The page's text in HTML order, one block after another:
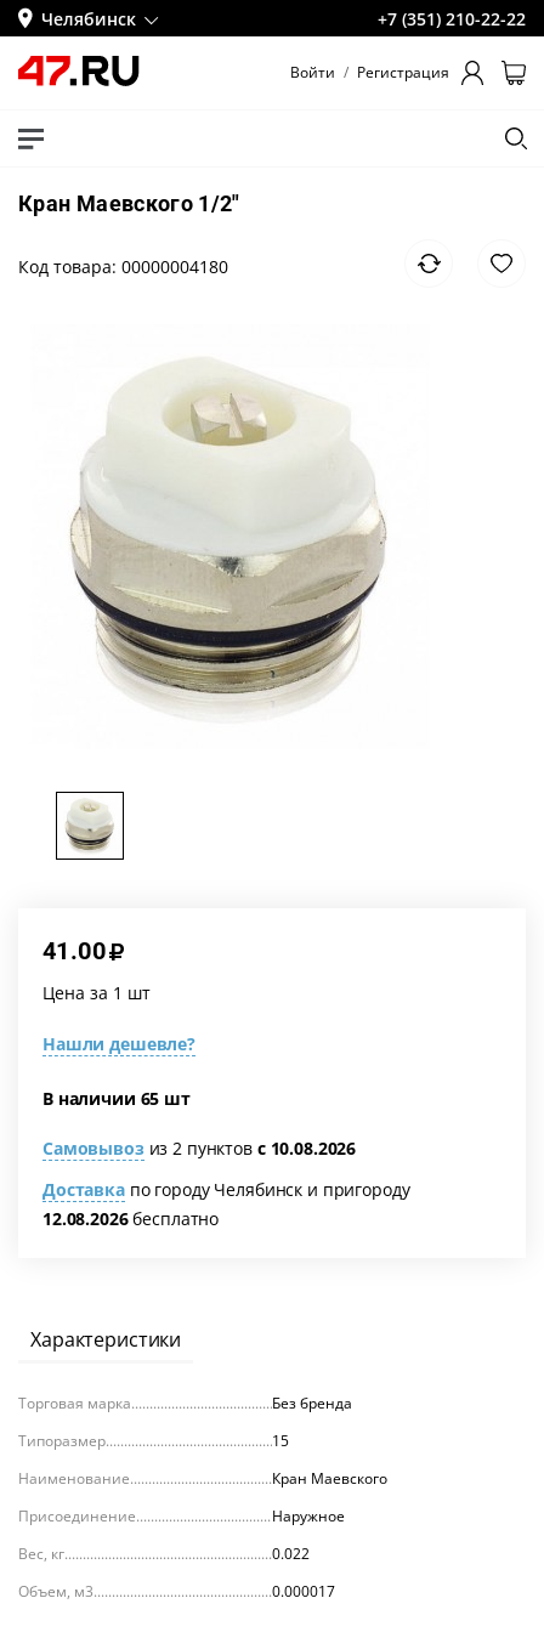
Челябинск +7 (351) 210-22-22
Войти / Регистрация
Кран Маевского 1/2"
Код товара: 00000004180
41.00
Нашли дешевле?
Цена за 1 шт
В наличии 65 шт
Самовывоз из 2 пунктов с 10.08.2026
Доставкапо городу Челябинск и пригороду
12.08.2026бесплатно
Характеристики
Торговая марка
Без бренда
Типоразмер
15
Наименование
Кран Маевского
Присоединение
Наружное
Вес, кг
0.022
Объем, м3
0.000017